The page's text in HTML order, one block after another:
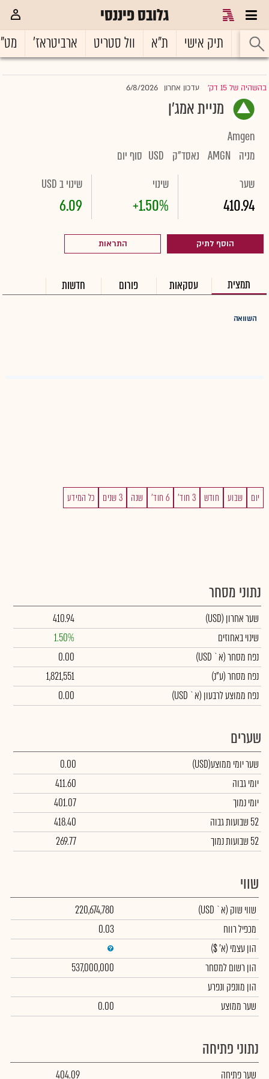
גלובס פיננסי
ראשי תיק אישי ת"א וול סטריט ארביטראז'
בהשהיה של 15 דק' |עדכון אחרון 6/8/2026
מניית אמג'ן
Amgen
מניה
AMGN נאסד"ק USD סוף יום
שער
410.94
שינוי
+1.50%
שינוי ב USD
6.09
הוסף לתיק התראות
תמצית עסקאות פורום חדשות
השוואה
יום שבוע חודש 3 חוד' 6 חוד' שנה 3 שנים כל המידע
נתוני מסחר
שער אחרון (USD)
410.94
שינוי באחוזים
1.50%
נפח מסחר(א` USD)
0.00
נפח מסחר(ע"נ)
1,821,551
נפח ממוצע לרבעון (א` USD)
0.00
שערים
שער יומי ממוצע(USD)
0.00
יומי גבוה
411.60
יומי נמוך
401.07
52 שבועות גבוה
418.40
52 שבועות נמוך
269.77
שווי
שווי שוק (א` USD)
220,674,780
מכפיל רווח
0.03
הון עצמי (א' $)
הון רשום למסחר
537,000,000
הון מונפק ונפרע
שער ממוצע
0.00
נתוני פתיחה
שער פתיחה 404.09